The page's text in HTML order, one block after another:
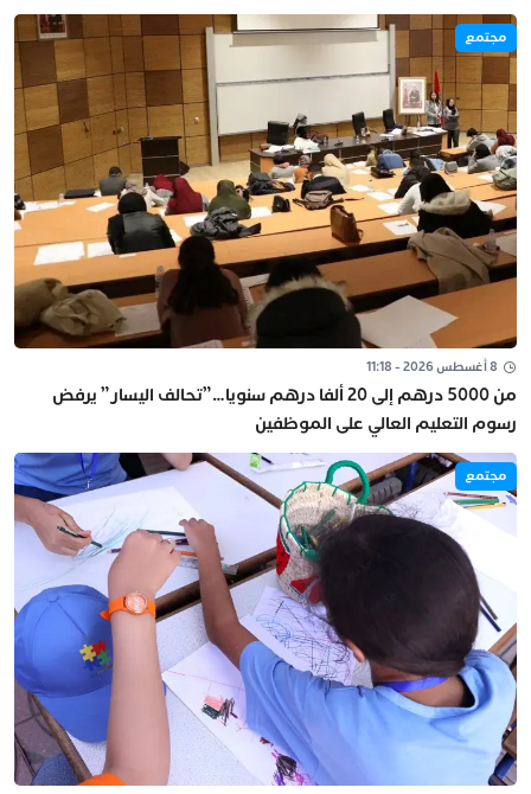
مجتمع
8 أغسطس 2026 - 11:18
من 5000 درهم إلى 20 ألفا درهم سنويا…”تحالف اليسار” يرفض
رسوم التعليم العالي على الموظفين
مجتمع